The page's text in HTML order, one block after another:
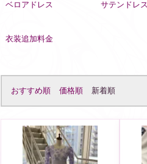
ベロアドレス サテンドレス
衣装追加料金
おすすめ順 価格順 新着順